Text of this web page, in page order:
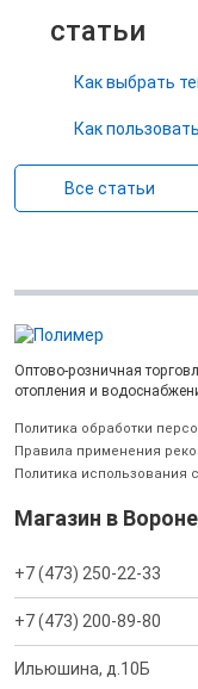
статьи
Как выбрать
Как
Все статьи
Оптово-розничная
отопления и
Политика обработки
Правила применения
Политика использования
Магазин в
+7 (473) 250-22-33
+7 (473) 200-89-80
Ильюшина, д.10Б